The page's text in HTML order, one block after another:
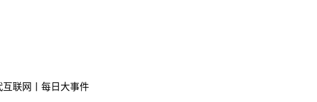
互联网丨每日大事件